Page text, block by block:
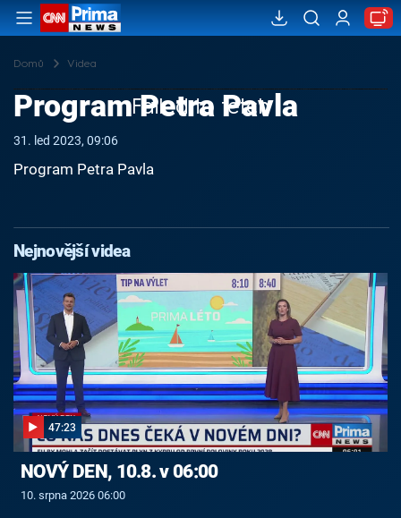
Domů Videa
Failed to fetch
Program Petra Pavla
31. led 2023, 09:06
Program Petra Pavla
Nejnovější videa
47:23
NOVÝ DEN, 10.8. v 06:00
10. srpna 2026 06:00